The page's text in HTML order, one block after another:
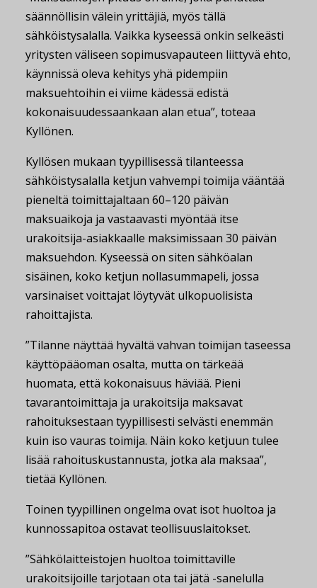
säännöllisin välein yrittäjiä, myös tällä
sähköistysalalla. Vaikka kyseessä onkin selkeästi
yritysten väliseen sopimusvapauteen liittyvä ehto,
käynnissä oleva kehitys yhä pidempiin
maksuehtoihin ei viime kädessä edistä
kokonaisuudessaankaan alan etua”, toteaa
Kyllönen.
Kyllösen mukaan tyypillisessä tilanteessa
sähköistysalalla ketjun vahvempi toimija vääntää
pieneltä toimittajaltaan 60–120 päivän
maksuaikoja ja vastaavasti myöntää itse
urakoitsija-asiakkaalle maksimissaan 30 päivän
maksuehdon. Kyseessä on siten sähköalan
sisäinen, koko ketjun nollasummapeli, jossa
varsinaiset voittajat löytyvät ulkopuolisista
rahoittajista.
”Tilanne näyttää hyvältä vahvan toimijan taseessa
käyttöpääoman osalta, mutta on tärkeää
huomata, että kokonaisuus häviää. Pieni
tavarantoimittaja ja urakoitsija maksavat
rahoituksestaan tyypillisesti selvästi enemmän
kuin iso vauras toimija. Näin koko ketjuun tulee
lisää rahoituskustannusta, jotka ala maksaa”,
tietää Kyllönen.
Toinen tyypillinen ongelma ovat isot huoltoa ja
kunnossapitoa ostavat teollisuuslaitokset.
”Sähkölaitteistojen huoltoa toimittaville
urakoitsijoille tarjotaan ota tai jätä -sanelulla